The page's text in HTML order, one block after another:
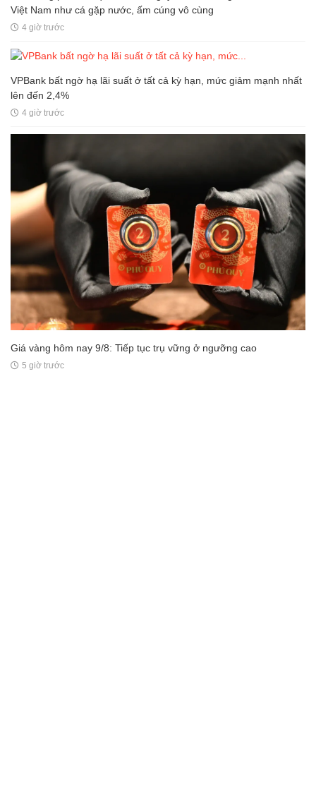
Việt Nam như cá gặp nước, ấm cúng vô cùng
4 giờ trước
VPBank bất ngờ hạ lãi suất ở tất cả kỳ hạn, mức giảm mạnh nhất
lên đến 2,4%
4 giờ trước
Giá vàng hôm nay 9/8: Tiếp tục trụ vững ở ngưỡng cao
5 giờ trước